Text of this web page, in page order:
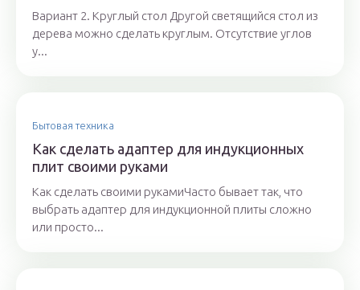
Вариант 2. Круглый стол Другой светящийся стол из
дерева можно сделать круглым. Отсутствие углов
у...
Бытовая техника
Как сделать адаптер для индукционных
плит своими руками
Как сделать своими рукамиЧасто бывает так, что
выбрать адаптер для индукционной плиты сложно
или просто...